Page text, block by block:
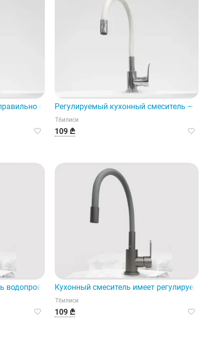
продукт.
выбрать смеситель.
Регулируемый кухонный смеситель —
Тбилиси
109 ₾
стиле и отличается функциональным дизайном.
водопроводной системы вашего дома или сада.
Кухонный смеситель имеет регулируемую
Тбилиси
109 ₾